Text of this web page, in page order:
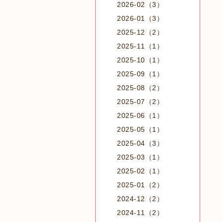
2026-02（3）
2026-01（3）
2025-12（2）
2025-11（1）
2025-10（1）
2025-09（1）
2025-08（2）
2025-07（2）
2025-06（1）
2025-05（1）
2025-04（3）
2025-03（1）
2025-02（1）
2025-01（2）
2024-12（2）
2024-11（2）